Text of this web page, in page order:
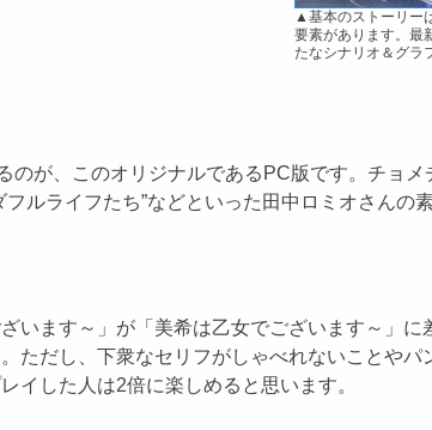
▲基本のストーリー
要素があります。最
たなシナリオ＆グラ
が、このオリジナルであるPC版です。チョ
ルライフたち”などといった田中ロミオさんの
います～」が「美希は乙女でございます～」
ただし、下衆なセリフがしゃべれないことや
イした人は2倍に楽しめると思います。